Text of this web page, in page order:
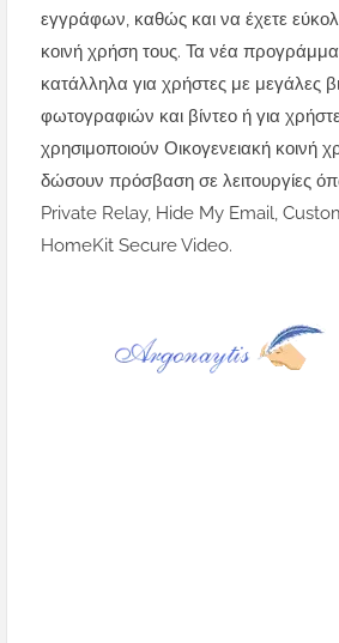
εγγράφων, καθώς και να έχετε
κοινή χρήση τους. Τα νέα
κατάλληλα για χρήστες με μεγάλες
φωτογραφιών και βίντεο ή για
χρησιμοποιούν Οικογενειακή κοινή
δώσουν πρόσβαση σε λειτουργίες
Private Relay, Hide My Email,
HomeKit Secure Video.